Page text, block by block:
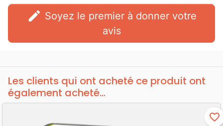
edit
avis
Les clients qui ont acheté ce produit ont
également acheté...
favorite_border